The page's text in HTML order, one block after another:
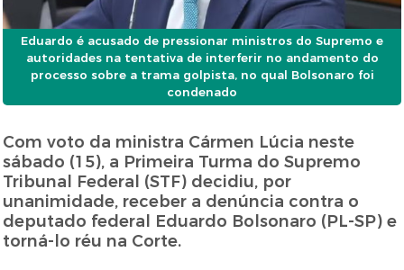
Eduardo é acusado de pressionar ministros do Supremo e
autoridades na tentativa de interferir no andamento do
processo sobre a trama golpista, no qual Bolsonaro foi
condenado
Com voto da ministra Cármen Lúcia neste
sábado (15), a Primeira Turma do Supremo
Tribunal Federal (STF) decidiu, por
unanimidade, receber a denúncia contra o
deputado federal Eduardo Bolsonaro (PL-SP) e
torná-lo réu na Corte.